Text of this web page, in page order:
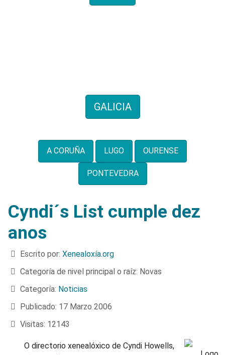
GALICIA
A CORUÑA LUGO OURENSE
PONTEVEDRA
Cyndi´s List cumple dez
anos
Detalles
Escrito por: Xenealoxía.org
Categoría de nivel principal o raíz: Novas
Categoría: Noticias
Publicado: 17 Marzo 2006
Visitas: 12143
O directorio xenealóxico de Cyndi Howells,